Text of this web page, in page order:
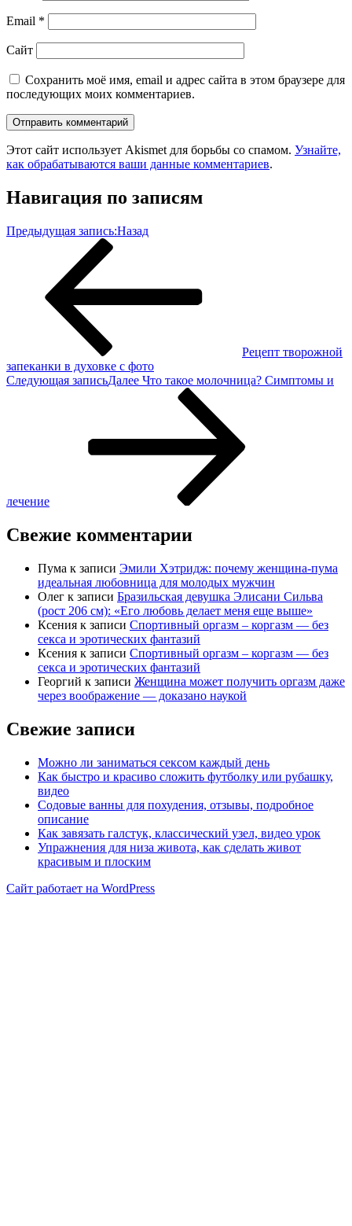
Email *
Сайт
Сохранить моё имя, email и адрес сайта в этом браузере для
последующих моих комментариев.
Этот сайт использует Akismet для борьбы со спамом. Узнайте,
как обрабатываются ваши данные комментариев.
Навигация по записям
Предыдущая запись:Назад
Рецепт творожной
запеканки в духовке с фото
Следующая записьДалее Что такое молочница? Симптомы и
лечение
Свежие комментарии
Пума к записи Эмили Хэтридж: почему женщина-пума
идеальная любовница для молодых мужчин
Олег к записи Бразильская девушка Элисани Сильва
(рост 206 см): «Его любовь делает меня еще выше»
Ксения к записи Спортивный оргазм – коргазм — без
секса и эротических фантазий
Ксения к записи Спортивный оргазм – коргазм — без
секса и эротических фантазий
Георгий к записи Женщина может получить оргазм даже
через воображение — доказано наукой
Свежие записи
Можно ли заниматься сексом каждый день
Как быстро и красиво сложить футболку или рубашку,
видео
Содовые ванны для похудения, отзывы, подробное
описание
Как завязать галстук, классический узел, видео урок
Упражнения для низа живота, как сделать живот
красивым и плоским
Сайт работает на WordPress